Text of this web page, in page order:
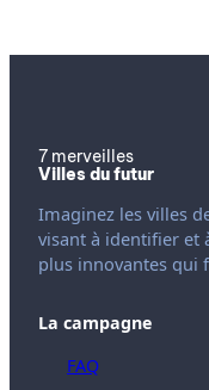
7 merveilles
Villes du futur
Imaginez les villes
visant à identifier et
plus innovantes qui
La campagne
FAQ